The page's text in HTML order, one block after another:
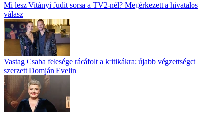
Mi lesz Vitányi Judit sorsa a TV2-nél? Megérkezett a hivatalos
válasz
Vastag Csaba felesége rácáfolt a kritikákra: újabb végzettséget
szerzett Domján Evelin